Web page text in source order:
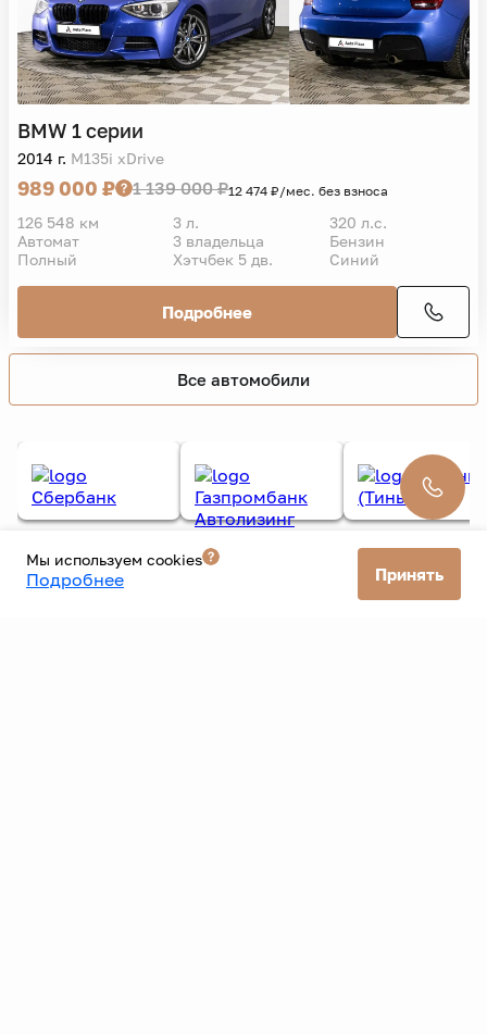
BMW 1 серии
2014 г. M135i xDrive
989 000 ₽ 1 139 000 ₽12 474 ₽/мес. без взноса
126 548 км 3 л.
320 л.с.
Автомат
3 владельца
Бензин
Полный
Хэтчбек 5 дв. Синий
Подробнее
Все автомобили
Все банки
Мы используем cookies
Подробнее Принять